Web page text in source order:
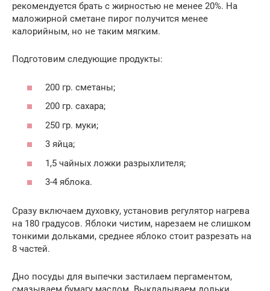
рекомендуется брать с жирностью не менее 20%. На
маложирной сметане пирог получится менее
калорийным, но не таким мягким.
Подготовим следующие продукты:
200 гр. сметаны;
200 гр. сахара;
250 гр. муки;
3 яйца;
1,5 чайных ложки разрыхлителя;
3-4 яблока.
Сразу включаем духовку, установив регулятор нагрева
на 180 градусов. Яблоки чистим, нарезаем не слишком
тонкими дольками, среднее яблоко стоит разрезать на
8 частей.
Дно посуды для выпечки застилаем пергаментом,